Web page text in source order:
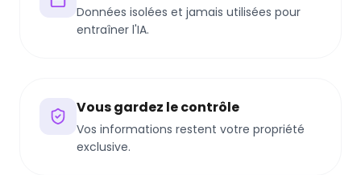
Données isolées et jamais utilisées pour
entraîner l'IA.
Vous gardez le contrôle
Vos informations restent votre propriété
exclusive.